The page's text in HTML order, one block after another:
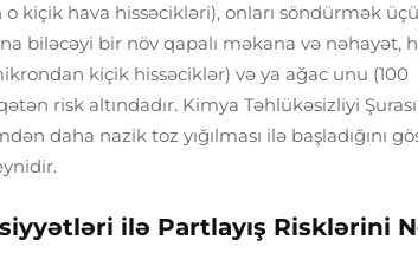
kiçik hava hissəcikləri), onları söndürmək
biləcəyi bir növ qapalı məkana və nəhayət,
kiçik hissəciklər) və ya ağac unu (100
risk altındadır. Kimya Təhlükəsizliyi
daha nazik toz yığılması ilə başladığını
ilə Partlayış Risklərini